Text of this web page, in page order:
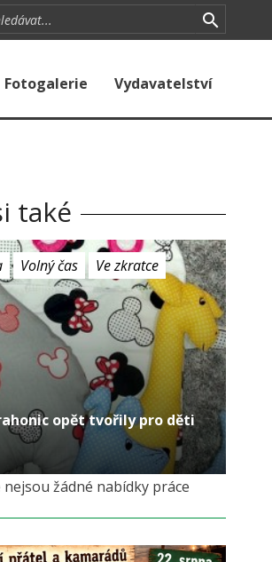
Fotogalerie Vydavatelství
také
Volný čas Ve zkratce
opět tvořily pro děti
žádné nabídky práce